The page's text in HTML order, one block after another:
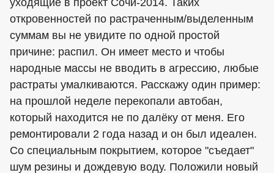
откровенностей по растраченным/выделенным
суммам вы не увидите по одной простой
причине: распил. Он имеет место и чтобы
народные массы не вводить в агрессию, любые
растраты умалкиваются. Расскажу один пример:
на прошлой неделе перекопали автобан,
который находится не по далёку от меня. Его
ремонтировали 2 года назад и он был идеален.
Со специальным покрытием, которое "съедает"
шум резины и дождевую воду. Положили новый